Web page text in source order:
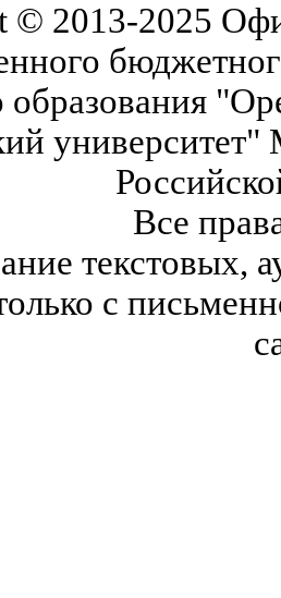
© 2013-2025
университет"
Все
текстовых,
с